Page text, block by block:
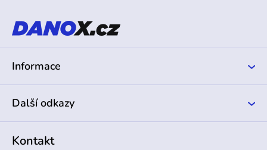
t
Informace
Další odkazy
Kontakt